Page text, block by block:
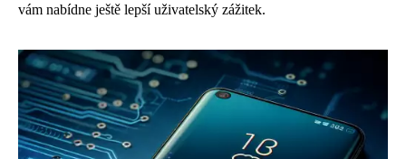
vám nabídne ještě lepší uživatelský zážitek.